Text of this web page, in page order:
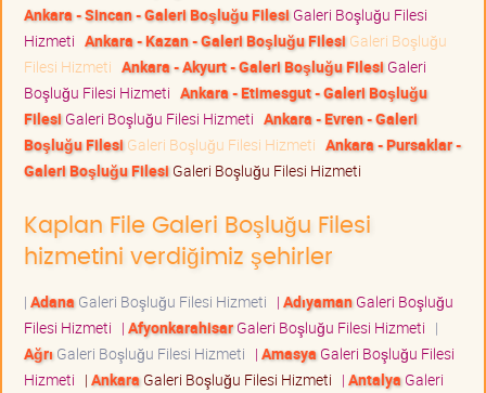
Ankara - Sincan - Galeri Boşluğu Filesi Galeri Boşluğu Filesi
Hizmeti Ankara - Kazan - Galeri Boşluğu Filesi Galeri Boşluğu
Filesi Hizmeti Ankara - Akyurt - Galeri Boşluğu Filesi Galeri
Boşluğu Filesi Hizmeti Ankara - Etimesgut - Galeri Boşluğu
Filesi Galeri Boşluğu Filesi Hizmeti Ankara - Evren - Galeri
Boşluğu Filesi Galeri Boşluğu Filesi Hizmeti Ankara - Pursaklar -
Galeri Boşluğu Filesi Galeri Boşluğu Filesi Hizmeti
Kaplan File Galeri Boşluğu Filesi
hizmetini verdiğimiz şehirler
| Adana Galeri Boşluğu Filesi Hizmeti | AdıyamanGaleri Boşluğu
Filesi Hizmeti | AfyonkarahisarGaleri Boşluğu Filesi Hizmeti |
Ağrı Galeri Boşluğu Filesi Hizmeti | Amasya Galeri Boşluğu Filesi
Hizmeti | Ankara Galeri Boşluğu Filesi Hizmeti | Antalya Galeri